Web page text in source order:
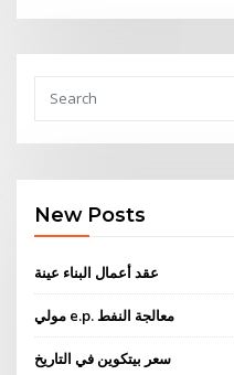
New Posts
عقد أعمال البناء عينة
مولي e.p. معالجة النفط
سعر بيتكوين في التاريخ